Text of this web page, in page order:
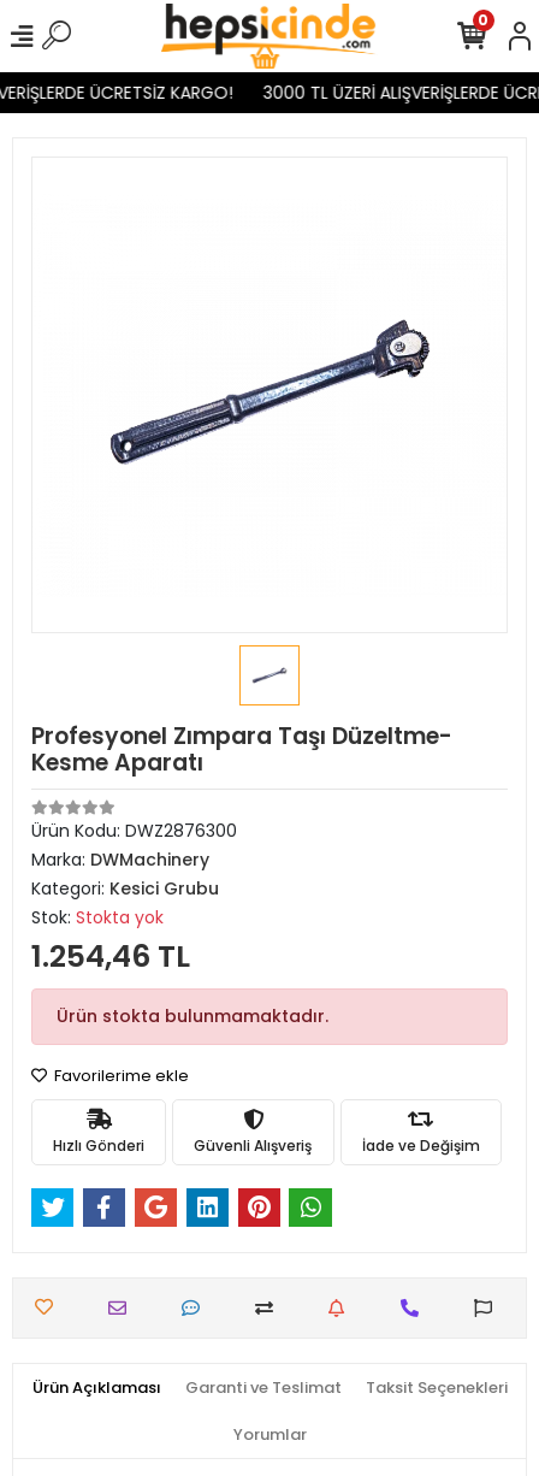
ÜCRETSİZ KARGO! 3000 TL ÜZERİ ALIŞVERİŞLERDE
0
Profesyonel Zımpara Taşı Düzeltme-
Kesme Aparatı
Ürün Kodu: DWZ2876300
Marka: DWMachinery
Kategori: Kesici Grubu
Stok: Stokta yok
1.254,46 TL
Ürün stokta bulunmamaktadır.
Favorilerime ekle
Hızlı Gönderi Güvenli Alışveriş İade ve Değişim
Ürün Açıklaması Garanti ve Teslimat Taksit Seçenekleri
Yorumlar